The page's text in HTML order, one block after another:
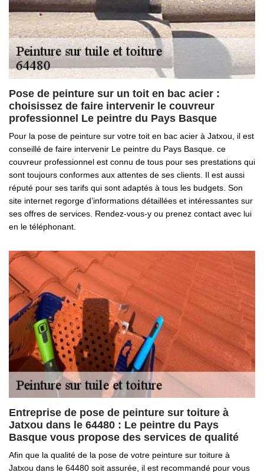
Pose de peinture sur un toit en bac acier :
choisissez de faire intervenir le couvreur
professionnel Le peintre du Pays Basque
Pour la pose de peinture sur votre toit en bac acier à Jatxou, il est
conseillé de faire intervenir Le peintre du Pays Basque. ce
couvreur professionnel est connu de tous pour ses prestations qui
sont toujours conformes aux attentes de ses clients. Il est aussi
réputé pour ses tarifs qui sont adaptés à tous les budgets. Son
site internet regorge d’informations détaillées et intéressantes sur
ses offres de services. Rendez-vous-y ou prenez contact avec lui
en le téléphonant.
Entreprise de pose de peinture sur toiture à
Jatxou dans le 64480 : Le peintre du Pays
Basque vous propose des services de qualité
Afin que la qualité de la pose de votre peinture sur toiture à
Jatxou dans le 64480 soit assurée, il est recommandé pour vous